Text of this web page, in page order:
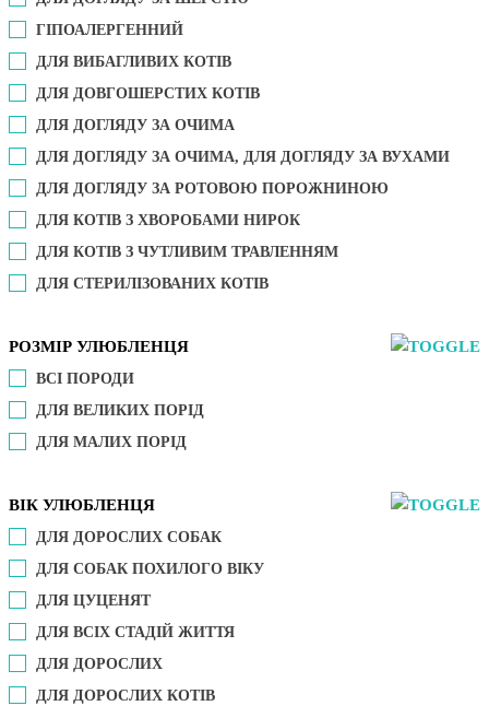
ГІПОАЛЕРГЕННИЙ
ДЛЯ ВИБАГЛИВИХ КОТІВ
ДЛЯ ДОВГОШЕРСТИХ КОТІВ
ДЛЯ ДОГЛЯДУ ЗА ОЧИМА
ДЛЯ ДОГЛЯДУ ЗА ОЧИМА, ДЛЯ ДОГЛЯДУ ЗА ВУХАМИ
ДЛЯ ДОГЛЯДУ ЗА РОТОВОЮ ПОРОЖНИНОЮ
ДЛЯ КОТІВ З ХВОРОБАМИ НИРОК
ДЛЯ КОТІВ З ЧУТЛИВИМ ТРАВЛЕННЯМ
ДЛЯ СТЕРИЛІЗОВАНИХ КОТІВ
РОЗМІР УЛЮБЛЕНЦЯ
ВСІ ПОРОДИ
ДЛЯ ВЕЛИКИХ ПОРІД
ДЛЯ МАЛИХ ПОРІД
ВІК УЛЮБЛЕНЦЯ
ДЛЯ ДОРОСЛИХ СОБАК
ДЛЯ СОБАК ПОХИЛОГО ВІКУ
ДЛЯ ЦУЦЕНЯТ
ДЛЯ ВСІХ СТАДІЙ ЖИТТЯ
ДЛЯ ДОРОСЛИХ
ДЛЯ ДОРОСЛИХ КОТІВ